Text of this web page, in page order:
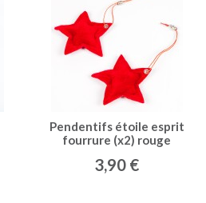
Pendentifs étoile esprit
fourrure (x2) rouge
3,90 €